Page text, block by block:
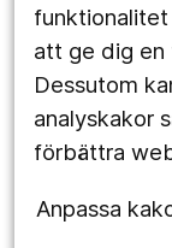
att ge dig en
Dessutom
analyskakor
förbättra
Anpassa
Utveckling
Följ oss
Facebook